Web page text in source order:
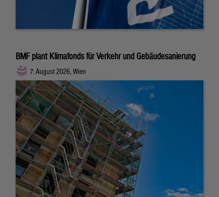
BMF plant Klimafonds für Verkehr und Gebäudesanierung
7. August 2026, Wien